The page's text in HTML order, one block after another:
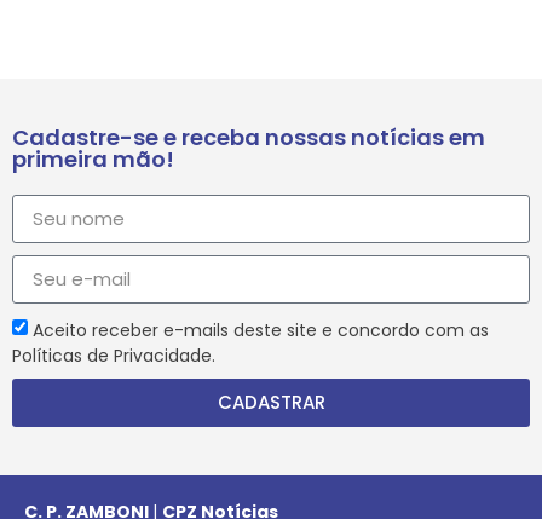
Cadastre-se e receba nossas notícias em
primeira mão!
Aceito receber e-mails deste site e concordo com as
Políticas de Privacidade.
CADASTRAR
C. P. ZAMBONI | CPZ Notícias